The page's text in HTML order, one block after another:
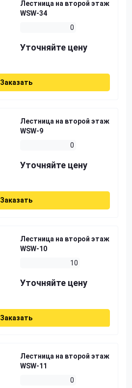
Лестница на второй этаж
WSW-34
0
Уточняйте цену
Заказать
Лестница на второй этаж
WSW-9
0
Уточняйте цену
Заказать
Лестница на второй этаж
WSW-10
10
Уточняйте цену
Заказать
Лестница на второй этаж
WSW-11
0